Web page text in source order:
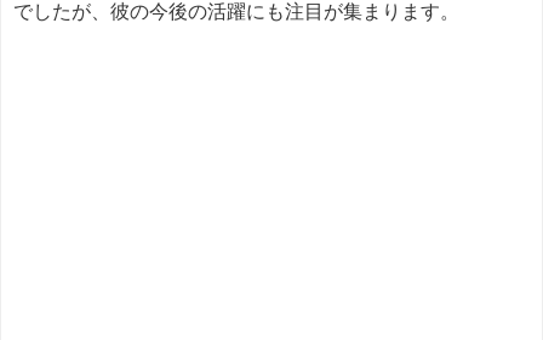
でしたが、彼の今後の活躍にも注目が集まります。